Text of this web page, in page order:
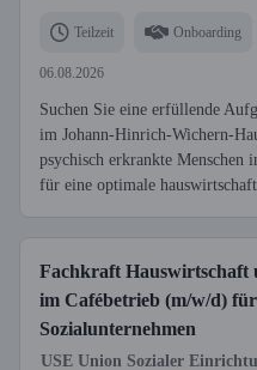
Teilzeit Onboarding
06.08.2026
Suchen Sie eine erfüllende
im Johann-Hinrich-Wichern-
psychisch erkrankte Menschen
für eine optimale
Fachkraft Hauswirtschaft
im Cafébetrieb (m/w/d)
Sozialunternehmen
USE Union Sozialer